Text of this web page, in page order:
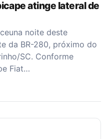
atinge lateral de
noite deste
da BR-280, próximo do
SC. Conforme
Fiat…